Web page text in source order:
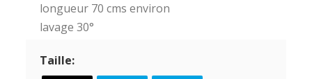
longueur 70 cms environ
lavage 30°
Taille: